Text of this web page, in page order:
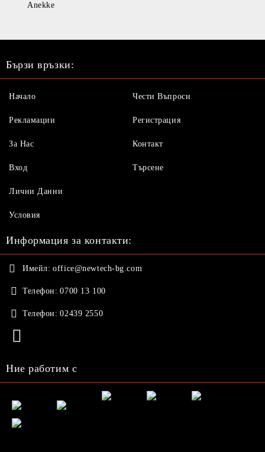
Anekke
Бързи връзки:
Начало
Рекламации
За Нас
Вход
Чести Въпроси
Регистрация
Контакт
Търсене
Лични Данни
Условия
Информация за контакти:
Имейл: office@newtech-bg.com
Телефон: 0700 13 100
Телефон: 02439 2550
Ние работим с